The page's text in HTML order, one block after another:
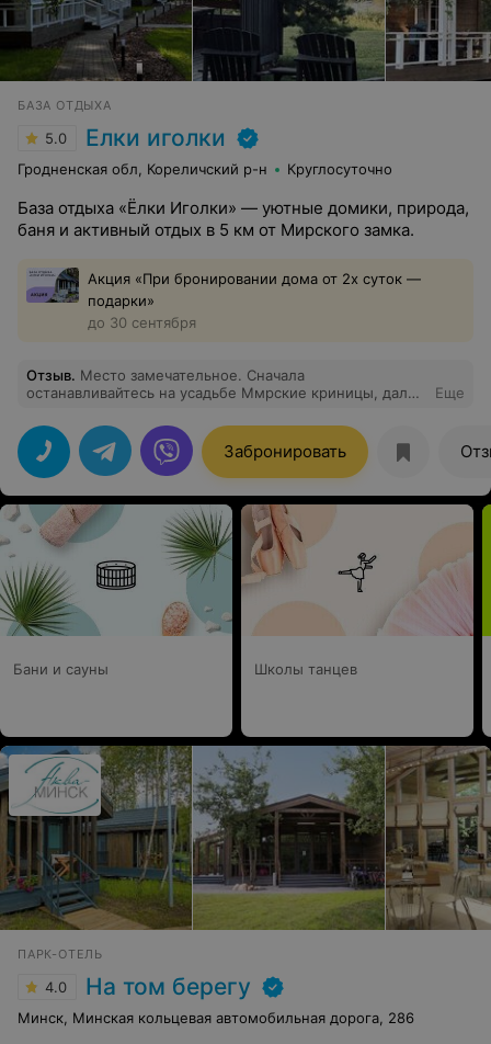
БАЗА ОТДЫХА
5.0 Елки иголки
Гродненская обл, Кореличский р-н Круглосуточно
База отдыха «Ёлки Иголки» — уютные домики, природа,
баня и активный отдых в 5 км от Мирского замка.
Акция «При бронировании дома от 2х суток —
подарки»
до 30 сентября
Отзыв. Место замечательное. Сначала
останавливайтесь на усадьбе Ммрские криницы, далее
отичному лесу спосбствует хорошей рыбалке и
качественному отдыху.
Еще
Забронировать
Бани и сауны Школы танцев
ПАРК-ОТЕЛЬ
4.0 На том берегу
Минск, Минская кольцевая автомобильная дорога, 286